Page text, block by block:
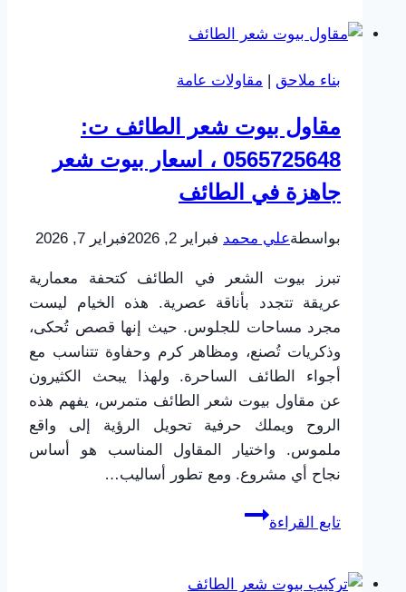
الطائف
0565725648
غرف
اسمنت
بورد
بالطائف
بناء ملاحق | مقاولات عامة
مقاول بيوت شعر الطائف ت:
0565725648 ، اسعار بيوت شعر
جاهزة في الطائف
بواسطةعلي محمد فبراير 2, 2026 فبراير 7, 2026
تبرز بيوت الشعر في الطائف كتحفة معمارية
عريقة تتجدد بأناقة عصرية. هذه الخيام ليست
مجرد مساحات للجلوس. حيث إنها قصص تُحكى،
وذكريات تُصنع، ومظاهر كرم وحفاوة تتناسب مع
أجواء الطائف الساحرة. ولهذا يبحث الكثيرون
عن مقاول بيوت شعر الطائف متمرس، يفهم هذه
الروح ويملك حرفية تحويل الرؤية إلى واقع
ملموس. واختيار المقاول المناسب هو أساس
نجاح أي مشروع. ومع تطور أساليب…
تابع القراءة
مقاول
الطائف